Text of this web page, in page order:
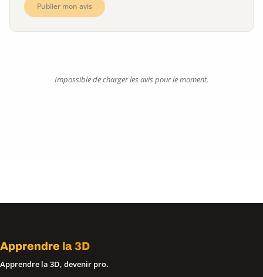
Publier mon avis
Impossible de charger les avis pour le moment.
Apprendre la 3D
Apprendre la 3D, devenir pro.